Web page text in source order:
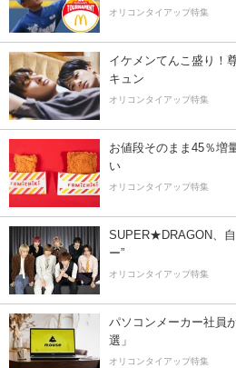
オリコンタイアップ特集
イケメンてんこ盛り！
キュン
オリコンタイアップ特集
お値段そのまま45％増
い
オリコンタイアップ特集
SUPER★DRAGON、
ー”
オリコンタイアップ特集
パソコンメーカー社員
選」
オリコンタイアップ特集